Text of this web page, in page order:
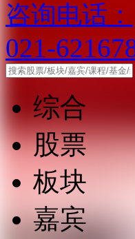
咨询电话：
021-
综合
股票
板块
嘉宾